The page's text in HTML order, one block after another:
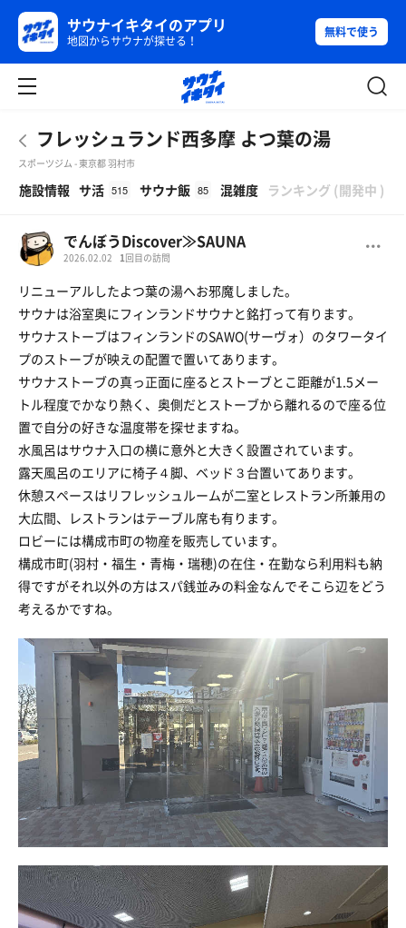
サウナイキタイのアプリ
地図からサウナが探せる！
無料で使う
フレッシュランド西多摩 よつ葉の湯
スポーツジム - 東京都 羽村市
施設情報 サ活 515 サウナ飯 85 混雑度 ランキング (開発中 )
でんぼうDiscover≫SAUNA
2026.02.02 1 回目の訪問
リニューアルしたよつ葉の湯へお邪魔しました。
サウナは浴室奥にフィンランドサウナと銘打って有ります。
サウナストーブはフィンランドのSAWO(サーヴォ）のタワータイ
プのストーブが映えの配置で置いてあります。
サウナストーブの真っ正面に座るとストーブとこ距離が1.5メー
トル程度でかなり熱く、奥側だとストーブから離れるので座る位
置で自分の好きな温度帯を探せますね。
水風呂はサウナ入口の横に意外と大きく設置されています。
露天風呂のエリアに椅子４脚、ベッド３台置いてあります。
休憩スペースはリフレッシュルームが二室とレストラン所兼用の
大広間、レストランはテーブル席も有ります。
ロビーには構成市町の物産を販売しています。
構成市町(羽村・福生・青梅・瑞穂)の在住・在勤なら利用料も納
得ですがそれ以外の方はスパ銭並みの料金なんでそこら辺をどう
考えるかですね。